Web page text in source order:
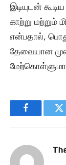
இடியுடன்
காற்று மற்றும்
என்பதால்,
தேவையான
Facebook